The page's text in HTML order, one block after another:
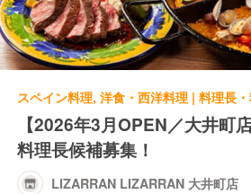
【2026年3月OPEN／大井町
料理長候補募集！
LIZARRAN LIZARRAN 大井町店